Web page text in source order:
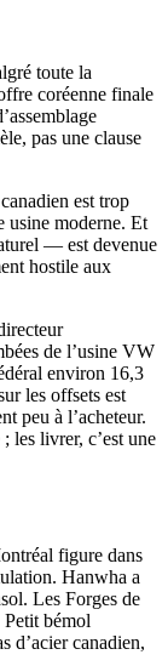
toute la
coréenne finale
pas une clause
est trop
usine moderne. Et
— est devenue
hostile aux
de l’usine VW
environ 16,3
les offsets est
peu à l’acheteur.
les livrer, c’est une
figure dans
Hanwha a
Les Forges de
Petit bémol
d’acier canadien,